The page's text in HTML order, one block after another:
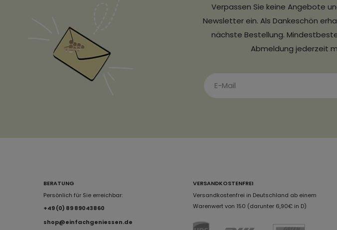
Verpassen Sie keine Angebote
Newsletter ein. Als Dankeschön
nächste Bestellung.
Abmeldung jederzeit
BERATUNG
Persönlich für Sie erreichbar:
+49 (0) 89 89043860
shop@einfachgeniessen.de
VERSANDKOSTENFREI
Versandkostenfrei in Deutschland ab einem
Warenwert von 150 (darunter 6,90€ in D)